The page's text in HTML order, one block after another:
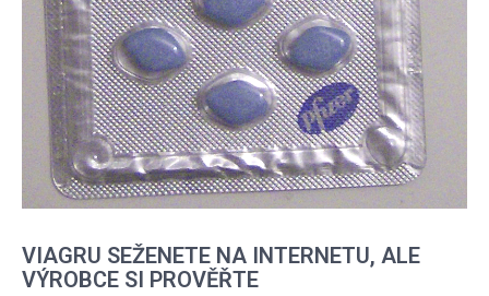
VIAGRU SEŽENETE NA INTERNETU, ALE
VÝROBCE SI PROVĚŘTE